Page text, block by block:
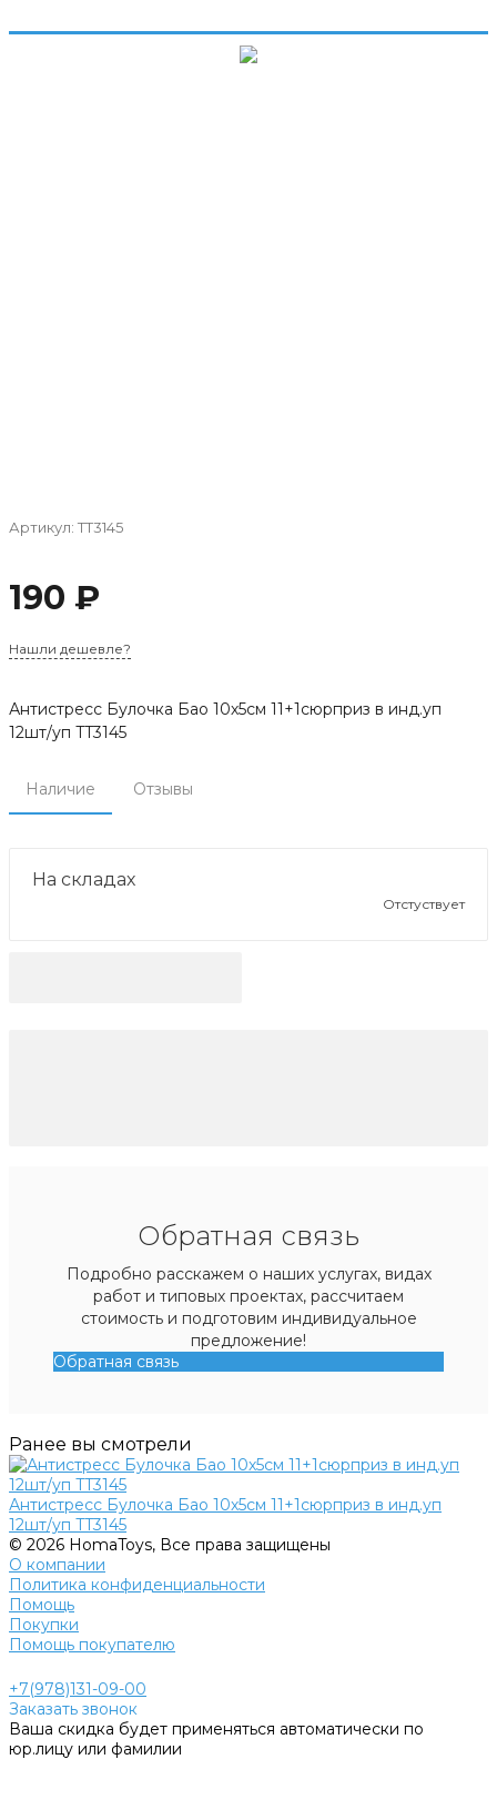
Артикул: TT3145
190 ₽
Нашли дешевле?
Антистресс Булочка Бао 10х5см 11+1сюрприз в инд.уп
12шт/уп TT3145
Наличие Отзывы
На складах
Отстуствует
Обратная связь
Подробно расскажем о наших услугах, видах
работ и типовых проектах, рассчитаем
стоимость и подготовим индивидуальное
предложение!
Обратная связь
Ранее вы смотрели
Антистресс Булочка Бао 10х5см 11+1сюрприз в инд.уп
12шт/уп TT3145
© 2026 HomaToys, Все права защищены
О компании
Политика конфиденциальности
Помощь
Покупки
Помощь покупателю
+7(978)131-09-00
Заказать звонок
Ваша скидка будет применяться автоматически по
юр.лицу или фамилии